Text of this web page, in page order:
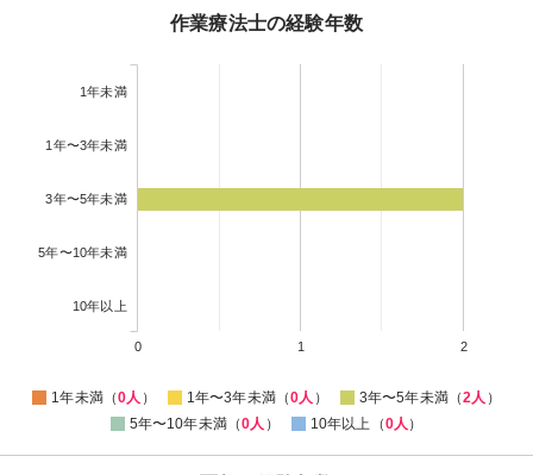
作業療法士の経験年数
1年未満
1年〜3年未満
3年〜5年未満
5年〜10年未満
10年以上
0 1 2
1年未満（0人 ） 1年〜3年未満（0人 ） 3年〜5年未満（2人 ）
5年〜10年未満（0人 ） 10年以上（0人 ）